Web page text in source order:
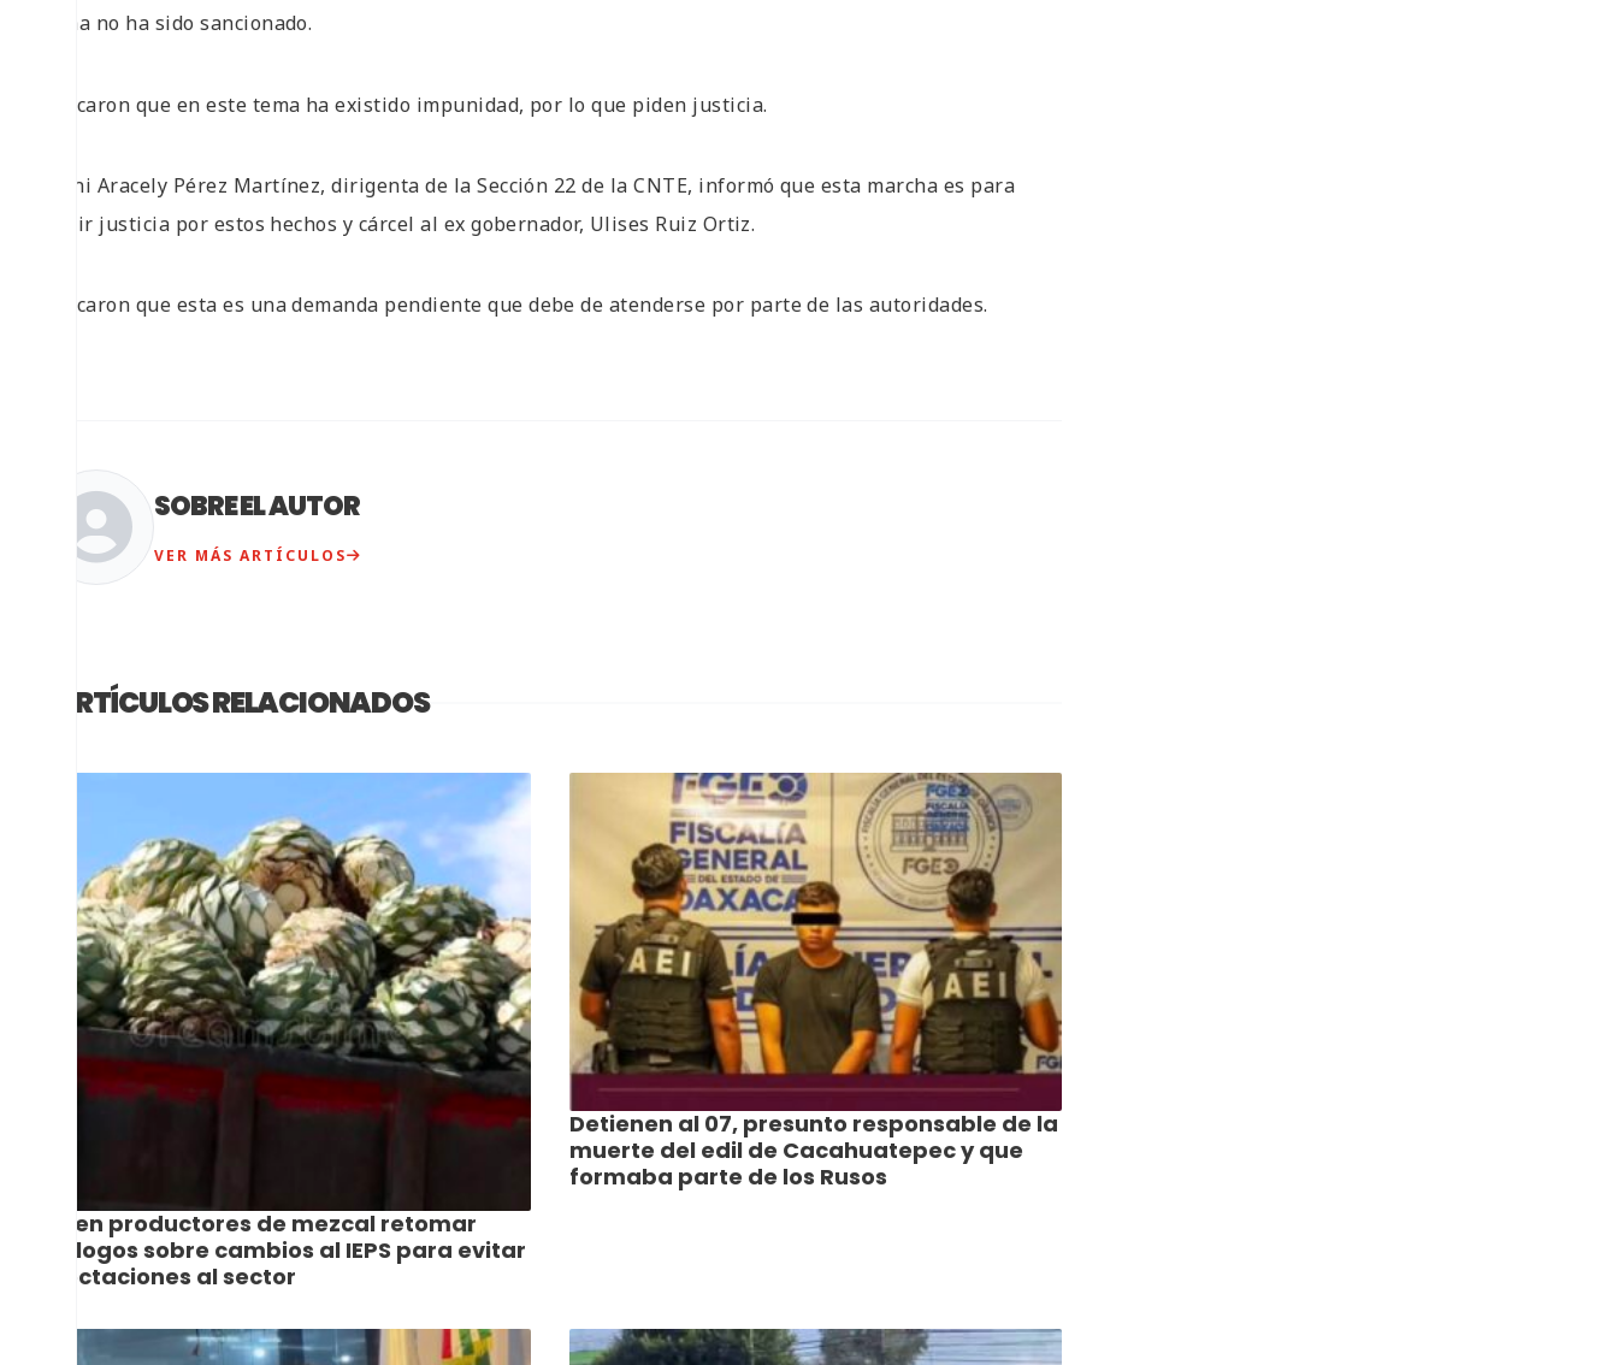
fecha no ha sido sancionado.
Indicaron que en este tema ha existido impunidad, por lo que piden justicia.
Yenni Aracely Pérez Martínez, dirigenta de la Sección 22 de la CNTE, informó que esta marcha es para
exigir justicia por estos hechos y cárcel al ex gobernador, Ulises Ruiz Ortiz.
Indicaron que esta es una demanda pendiente que debe de atenderse por parte de las autoridades.
SOBRE EL AUTOR
VER MÁS ARTÍCULOS
ARTÍCULOS RELACIONADOS
Piden productores de mezcal retomar
diálogos sobre cambios al IEPS para evitar
afectaciones al sector
Detienen al 07, presunto responsable de la
muerte del edil de Cacahuatepec y que
formaba parte de los Rusos